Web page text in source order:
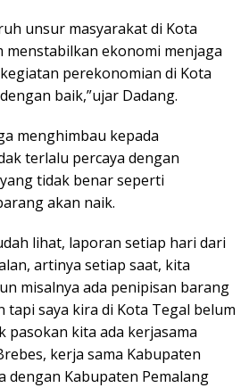
unsur masyarakat di Kota
menstabilkan ekonomi menjaga
perekonomian di Kota
baik,”ujar Dadang.
menghimbau kepada
terlalu percaya dengan
tidak benar seperti
akan naik.
lihat, laporan setiap hari dari
artinya setiap saat, kita
misalnya ada penipisan barang
tapi saya kira di Kota Tegal belum
pasokan kita ada kerjasama
kerja sama Kabupaten
dengan Kabupaten Pemalang